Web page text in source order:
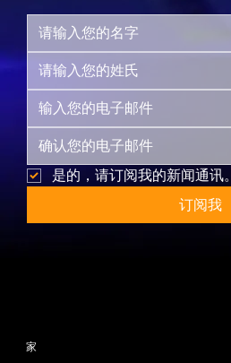
是的，请订阅我的新闻通讯。
订阅我
家